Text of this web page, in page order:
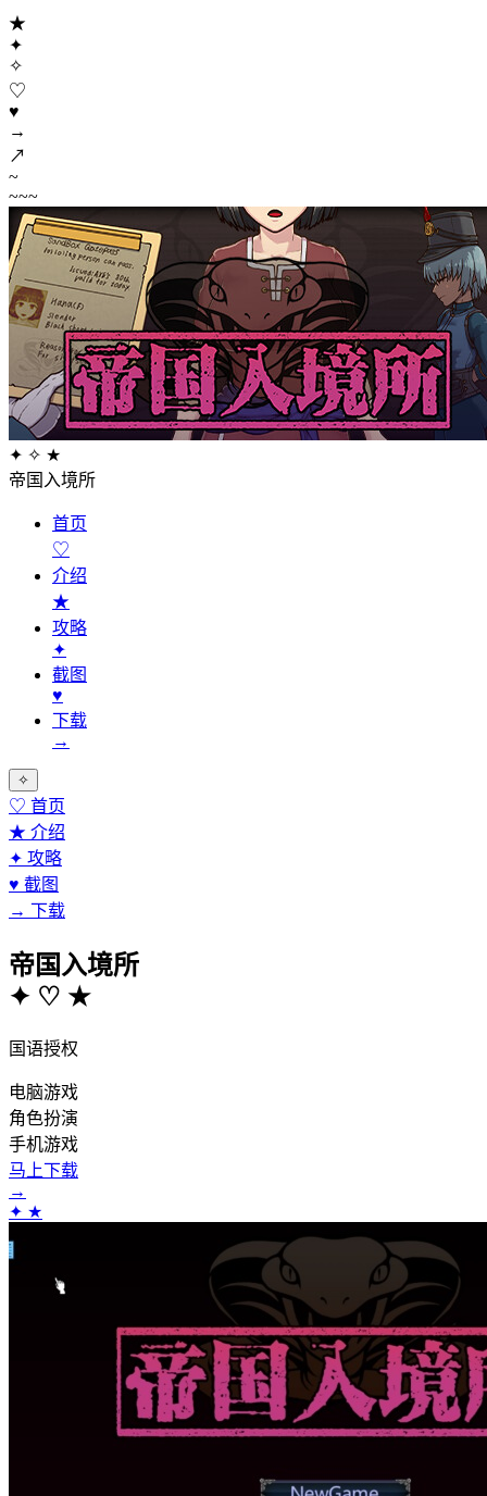
★
✦
✧
♡
♥
→
↗
~
~~~
✦ ✧ ★
帝国入境所
首页
♡
介绍
★
攻略
✦
截图
♥
下载
→
✧
♡ 首页
★ 介绍
✦ 攻略
♥ 截图
→ 下载
帝国入境所
✦ ♡ ★
国语授权
电脑游戏
角色扮演
手机游戏
马上下载
→
✦ ★